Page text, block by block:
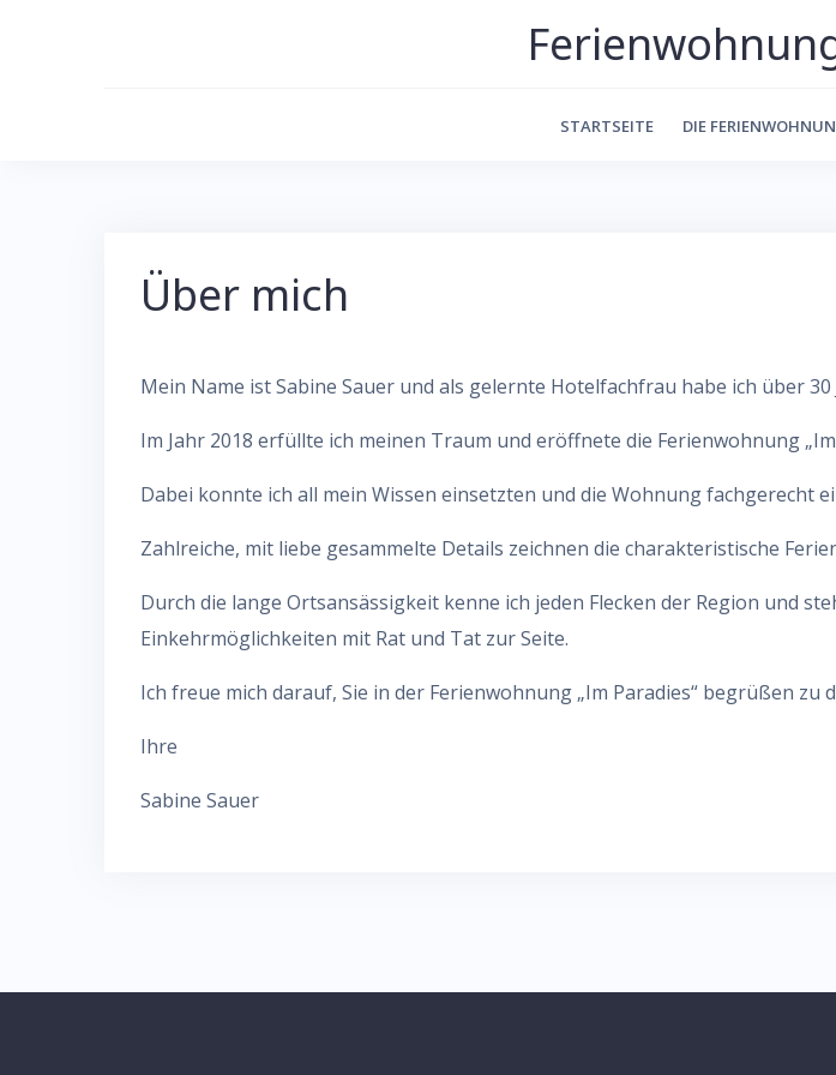
STARTSEITE DIE
Über mich
Mein Name ist Sabine Sauer und als gelernte Hotelfachfrau habe ich über
Im Jahr 2018 erfüllte ich meinen Traum und eröffnete die Ferienwohnung „Im
Dabei konnte ich all mein Wissen einsetzten und die Wohnung fachgerecht
Zahlreiche, mit liebe gesammelte Details zeichnen die charakteristische
Durch die lange Ortsansässigkeit kenne ich jeden Flecken der Region und
Einkehrmöglichkeiten mit Rat und Tat zur Seite.
Ich freue mich darauf, Sie in der Ferienwohnung „Im Paradies“ begrüßen zu
Ihre
Sabine Sauer